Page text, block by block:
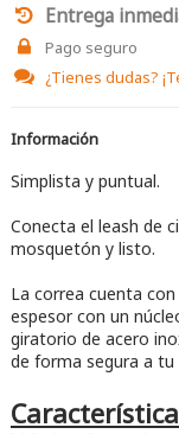
Entrega
Pago seguro
¿Tienes dudas?
Información
Simplista y puntual.
Conecta el leash de
mosquetón y listo.
La correa cuenta
espesor con un
giratorio de acero
de forma segura a tu